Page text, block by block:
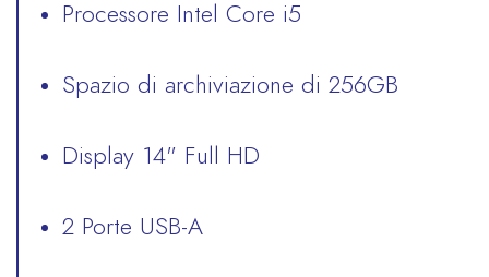
Processore Intel Core i5
Spazio di archiviazione di 256GB
Display 14" Full HD
2 Porte USB-A